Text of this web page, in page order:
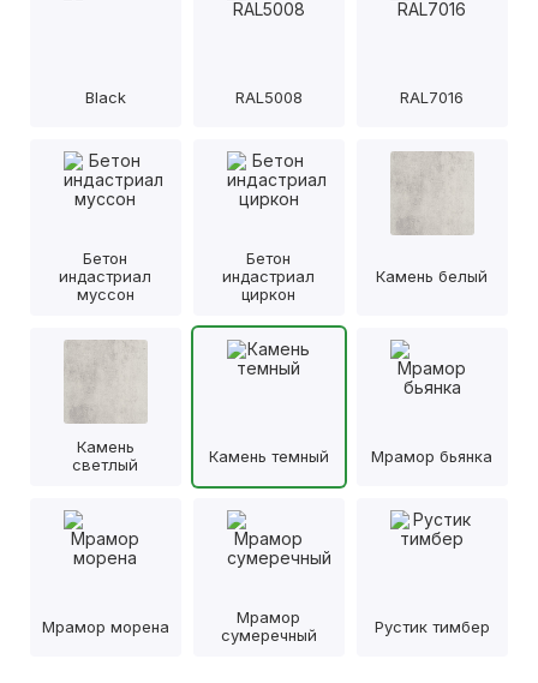
Black RAL5008 RAL7016
Бетон
индастриал
муссон
Бетон
индастриал
циркон
Камень белый
Камень
светлый
Камень темный Мрамор бьянка
Мрамор морена
Мрамор
сумеречный
Рустик тимбер